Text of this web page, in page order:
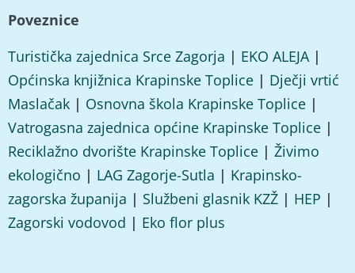
Poveznice
Turistička zajednica Srce Zagorja | EKO ALEJA|
Općinska knjižnica Krapinske Toplice | Dječji vrtić
Maslačak | Osnovna škola Krapinske Toplice |
Vatrogasna zajednica općine Krapinske Toplice |
Reciklažno dvorište Krapinske Toplice | Živimo
ekologično | LAG Zagorje-Sutla | Krapinsko-
zagorska županija | Službeni glasnik KZŽ | HEP |
Zagorski vodovod | Eko flor plus